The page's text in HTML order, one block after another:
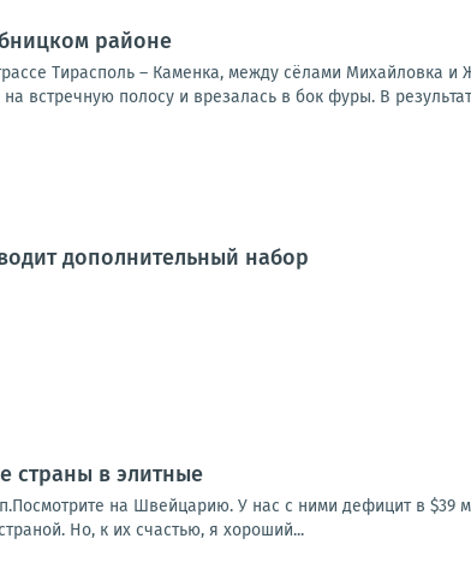
районе
Тирасполь – Каменка, между сёлами Михайловка
встречную полосу и врезалась в бок фуры. В
дополнительный набор
страны в элитные
на Швейцарию. У нас с ними дефицит в $39
Но, к их счастью, я хороший...